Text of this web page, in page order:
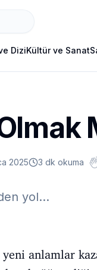
DiziKültür ve Sanat
2025 3 dk okuma
yol...
anlamlar